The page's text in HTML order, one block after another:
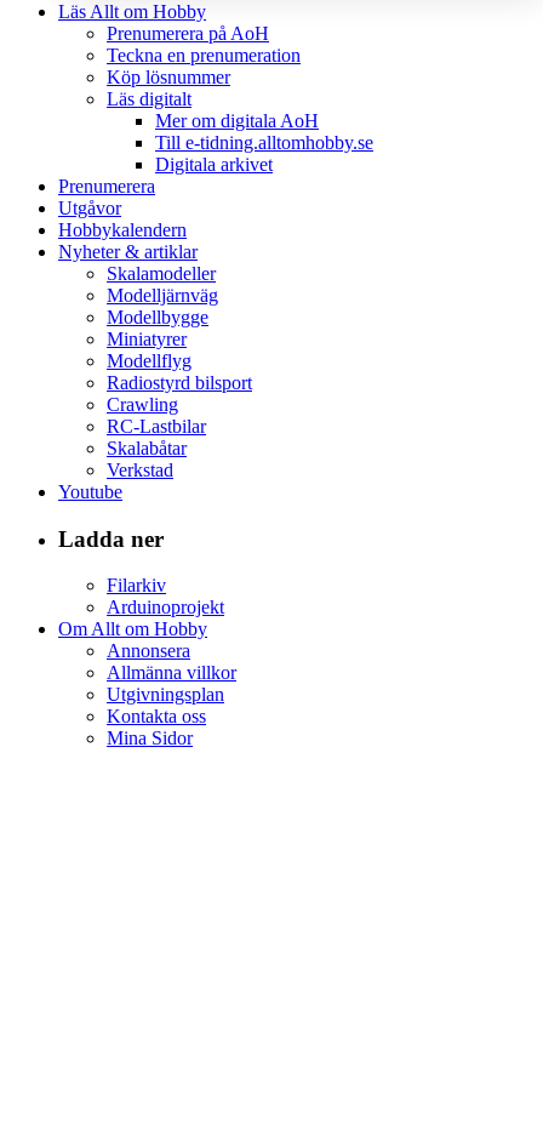
Läs Allt om Hobby
Prenumerera på AoH
Teckna en prenumeration
Köp lösnummer
Läs digitalt
Mer om digitala AoH
Till e-tidning.alltomhobby.se
Digitala arkivet
Prenumerera
Utgåvor
Hobbykalendern
Nyheter & artiklar
Skalamodeller
Modelljärnväg
Modellbygge
Miniatyrer
Modellflyg
Radiostyrd bilsport
Crawling
RC-Lastbilar
Skalabåtar
Verkstad
Youtube
Ladda ner
Filarkiv
Arduinoprojekt
Om Allt om Hobby
Annonsera
Allmänna villkor
Utgivningsplan
Kontakta oss
Mina Sidor